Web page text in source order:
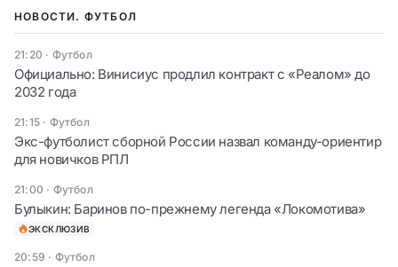
НОВОСТИ. ФУТБОЛ
21:20 · Футбол
Официально: Винисиус продлил контракт с «Реалом» до
2032 года
21:15 · Футбол
Экс-футболист сборной России назвал команду-ориентир
для новичков РПЛ
21:00 · Футбол
Булыкин: Баринов по-прежнему легенда «Локомотива»
ЭКСКЛЮЗИВ
20:59 · Футбол